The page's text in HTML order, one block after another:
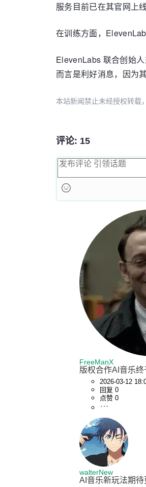
服务目前已在其官网上
在训练方面，
ElevenLabs 联合创始
而言是利好消息，因为
本站新闻禁止未经授权转载
评论: 15
FreeManX
版权合作AI音乐
2026-03-12
回复 0
点赞 0
walterNew
AI音乐新玩法期